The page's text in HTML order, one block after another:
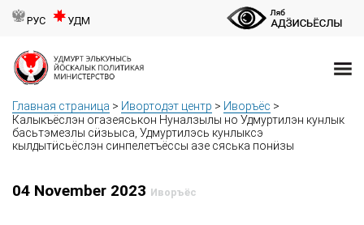
РУС УДМ
Главная страница > Ивортодэт центр > Иворъёс >
Калыкъёслэн огазеяськон Нуналзылы но Удмуртилэн кунлык
басьтэмезлы сӥзьыса, Удмуртилэсь кунлыксэ
кылдытӥсьёслэн синпелетъёссы азе сяська понӥзы
04 November 2023 Иворъёс